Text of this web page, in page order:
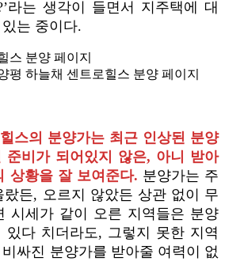
라는 생각이 들면서 지주택에 대
는 중이다.
평 하늘채 센트로힐스 분양 페이지
스의 분양가는 최근 인상된 분양
준비가 되어있지 않은, 아니 받아
상황을 잘 보여준다. 분양가는 주
랐든, 오르지 않았든 상관 없이 무
시세가 같이 오른 지역들은 분양
있다 치더라도, 그렇지 못한 지역
싸진 분양가를 받아줄 여력이 없